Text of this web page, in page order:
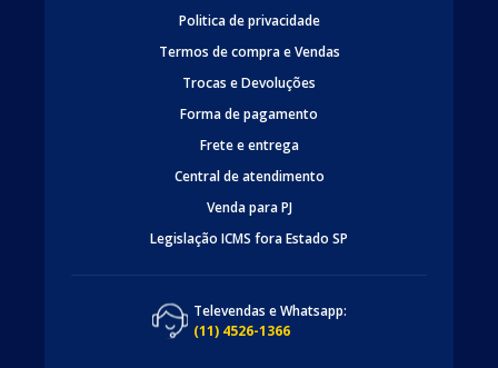
Politica de privacidade
Termos de compra e Vendas
Trocas e Devoluções
Forma de pagamento
Frete e entrega
Central de atendimento
Venda para PJ
Legislação ICMS fora Estado SP
Televendas e Whatsapp:
(11) 4526-1366